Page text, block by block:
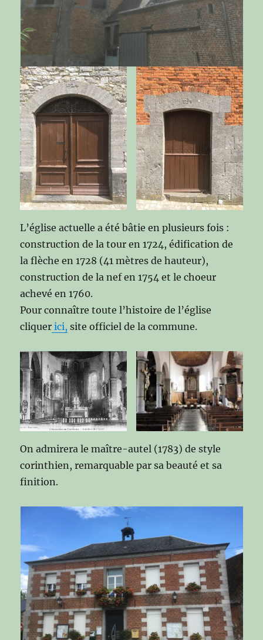
L’église actuelle a été bâtie en plusieurs fois :
construction de la tour en 1724, édification de
la flèche en 1728 (41 mètres de hauteur),
construction de la nef en 1754 et le choeur
achevé en 1760.
Pour connaître toute l’histoire de l’église
cliquer ici, site officiel de la commune.
On admirera le maître-autel (1783) de style
corinthien, remarquable par sa beauté et sa
finition.